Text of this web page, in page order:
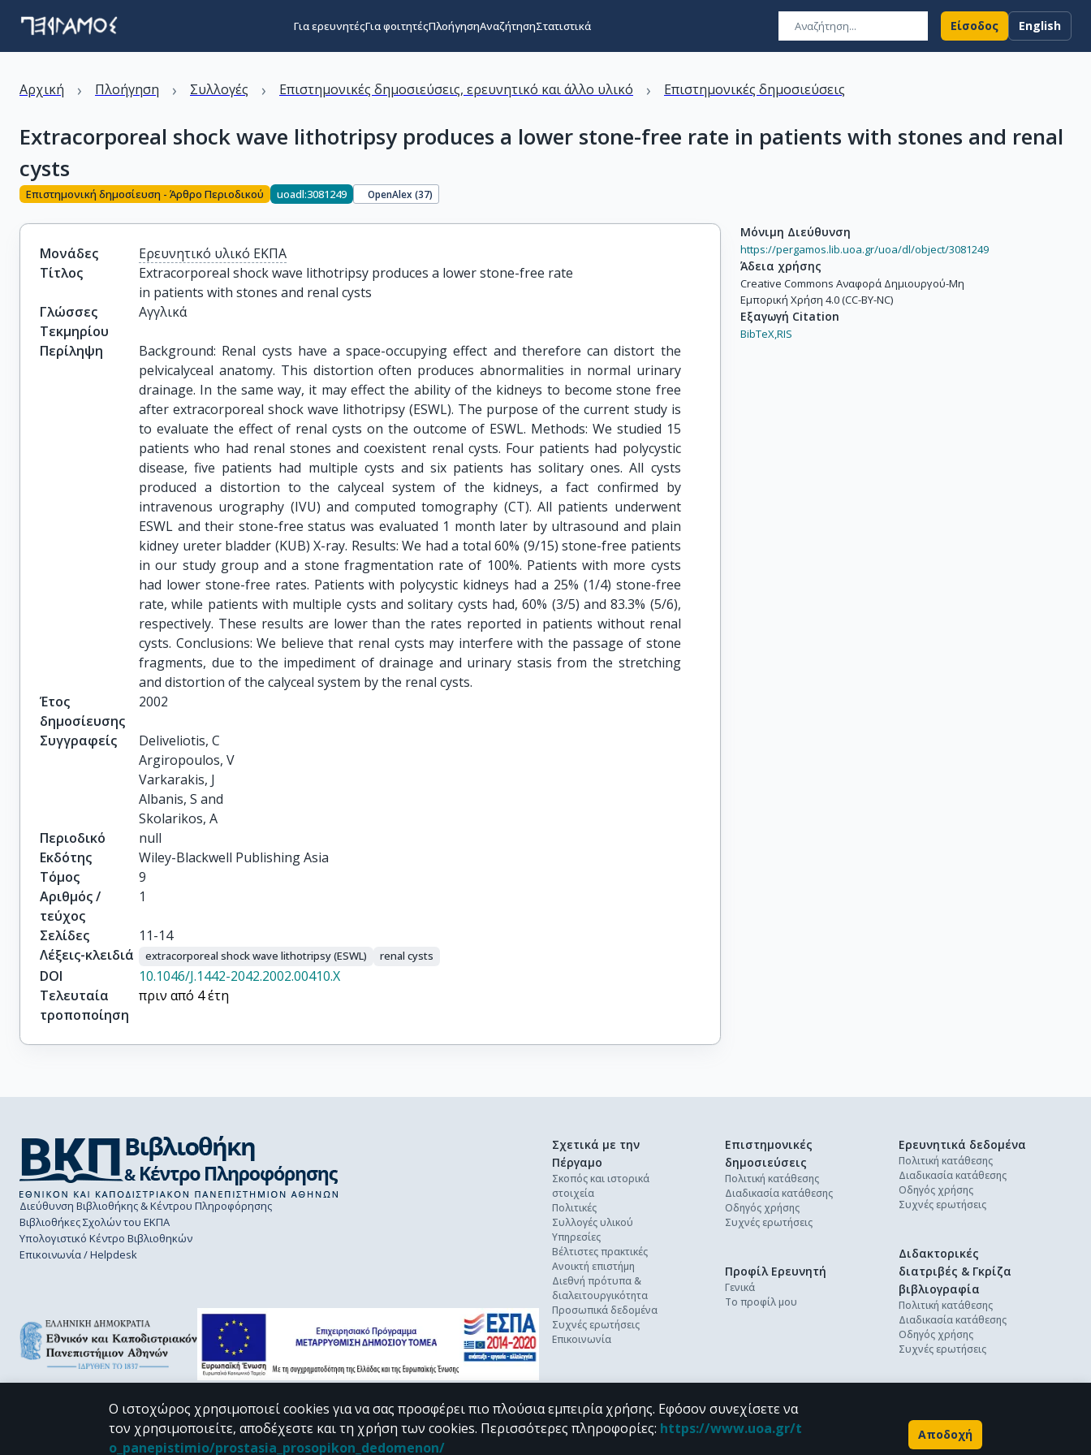
Για ερευνητέςΓια φοιτητέςΠλοήγησηΑναζήτησηΣτατιστικά Είσοδος English
Αρχική › Πλοήγηση › Συλλογές › Επιστημονικές δημοσιεύσεις, ερευνητικό και άλλο υλικό › Επιστημονικές δημοσιεύσεις
Extracorporeal shock wave lithotripsy produces a lower stone-free rate in patients with stones and renal
cysts
Επιστημονική δημοσίευση - Άρθρο Περιοδικού uoadl:3081249 OpenAlex (37)
Μονάδες
Ερευνητικό υλικό ΕΚΠΑ
Τίτλος
Extracorporeal shock wave lithotripsy produces a lower stone-free rate
in patients with stones and renal cysts
Γλώσσες
Τεκμηρίου
Αγγλικά
Περίληψη
Background: Renal cysts have a space-occupying effect and therefore can distort the
pelvicalyceal anatomy. This distortion often produces abnormalities in normal urinary
drainage. In the same way, it may effect the ability of the kidneys to become stone free
after extracorporeal shock wave lithotripsy (ESWL). The purpose of the current study is
to evaluate the effect of renal cysts on the outcome of ESWL. Methods: We studied 15
patients who had renal stones and coexistent renal cysts. Four patients had polycystic
disease, five patients had multiple cysts and six patients has solitary ones. All cysts
produced a distortion to the calyceal system of the kidneys, a fact confirmed by
intravenous urography (IVU) and computed tomography (CT). All patients underwent
ESWL and their stone-free status was evaluated 1 month later by ultrasound and plain
kidney ureter bladder (KUB) X-ray. Results: We had a total 60% (9/15) stone-free patients
in our study group and a stone fragmentation rate of 100%. Patients with more cysts
had lower stone-free rates. Patients with polycystic kidneys had a 25% (1/4) stone-free
rate, while patients with multiple cysts and solitary cysts had, 60% (3/5) and 83.3% (5/6),
respectively. These results are lower than the rates reported in patients without renal
cysts. Conclusions: We believe that renal cysts may interfere with the passage of stone
fragments, due to the impediment of drainage and urinary stasis from the stretching
and distortion of the calyceal system by the renal cysts.
Έτος
δημοσίευσης
2002
Συγγραφείς
Deliveliotis, C
Argiropoulos, V
Varkarakis, J
Albanis, S and
Skolarikos, A
Περιοδικό
null
Εκδότης
Wiley-Blackwell Publishing Asia
Τόμος
9
Αριθμός /
τεύχος
1
Σελίδες
11-14
Λέξεις-κλειδιά
extracorporeal shock wave lithotripsy (ESWL) renal cysts
DOI
10.1046/J.1442-2042.2002.00410.X
Τελευταία
τροποποίηση
πριν από 4 έτη
Μόνιμη Διεύθυνση
https://pergamos.lib.uoa.gr/uoa/dl/object/3081249
Άδεια χρήσης
Creative Commons Αναφορά Δημιουργού-Μη
Εμπορική Χρήση 4.0 (CC-BY-NC)
Εξαγωγή Citation
BibTeX,RIS
Διεύθυνση Βιβλιοθήκης & Κέντρου Πληροφόρησης
Βιβλιοθήκες Σχολών του ΕΚΠΑ
Υπολογιστικό Κέντρο Βιβλιοθηκών
Επικοινωνία / Helpdesk
Σχετικά με την
Πέργαμο
Σκοπός και ιστορικά
στοιχεία
Πολιτικές
Συλλογές υλικού
Υπηρεσίες
Βέλτιστες πρακτικές
Ανοικτή επιστήμη
Διεθνή πρότυπα &
διαλειτουργικότητα
Προσωπικά δεδομένα
Συχνές ερωτήσεις
Επικοινωνία
Επιστημονικές
δημοσιεύσεις
Πολιτική κατάθεσης
Διαδικασία κατάθεσης
Οδηγός χρήσης
Συχνές ερωτήσεις
Ερευνητικά δεδομένα
Πολιτική κατάθεσης
Διαδικασία κατάθεσης
Οδηγός χρήσης
Συχνές ερωτήσεις
Διδακτορικές
διατριβές & Γκρίζα
βιβλιογραφία
Πολιτική κατάθεσης
Διαδικασία κατάθεσης
Οδηγός χρήσης
Συχνές ερωτήσεις
Προφίλ Ερευνητή
Γενικά
Το προφίλ μου
CC BY-NC 4.0
Ο ιστοχώρος χρησιμοποιεί cookies για να σας προσφέρει πιο πλούσια εμπειρία χρήσης. Εφόσον συνεχίσετε να
τον χρησιμοποιείτε, αποδέχεστε και τη χρήση των cookies. Περισσότερες πληροφορίες: https://www.uoa.gr/t
o_panepistimio/prostasia_prosopikon_dedomenon/
Αποδοχή